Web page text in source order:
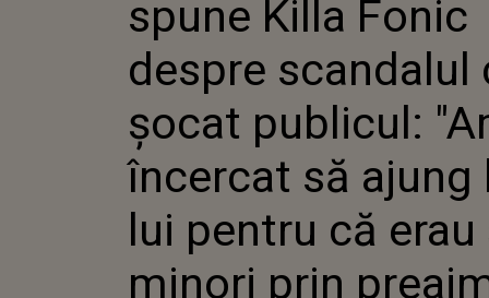
NU SE
spune Killa Fonic
despre scandalul
șocat publicul:
încercat să ajung
lui pentru că erau
minori prin